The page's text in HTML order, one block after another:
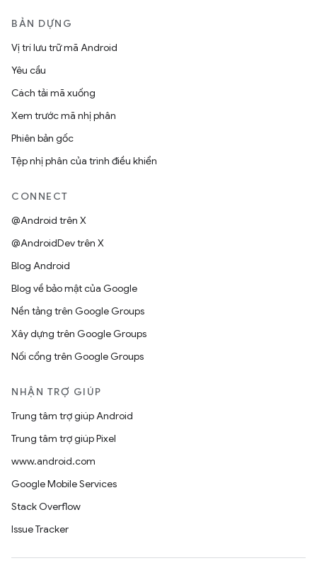
BẢN DỰNG
Vị trí lưu trữ mã Android
Yêu cầu
Cách tải mã xuống
Xem trước mã nhị phân
Phiên bản gốc
Tệp nhị phân của trình điều khiển
CONNECT
@Android trên X
@AndroidDev trên X
Blog Android
Blog về bảo mật của Google
Nền tảng trên Google Groups
Xây dựng trên Google Groups
Nối cổng trên Google Groups
NHẬN TRỢ GIÚP
Trung tâm trợ giúp Android
Trung tâm trợ giúp Pixel
www.android.com
Google Mobile Services
Stack Overflow
Issue Tracker